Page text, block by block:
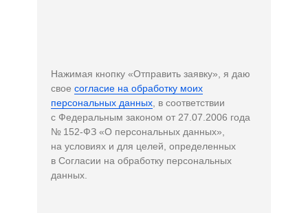
Нажимая кнопку «Отправить заявку», я даю
свое согласие на обработку моих
персональных данных , в соответствии
с Федеральным законом от 27.07.2006 года
№ 152-ФЗ «О персональных данных»,
на условиях и для целей, определенных
в Согласии на обработку персональных
данных.